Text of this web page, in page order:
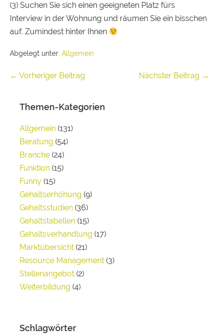
(3) Suchen Sie sich einen geeigneten Platz fürs
Interview in der Wohnung und räumen Sie ein bisschen
auf. Zumindest hinter Ihnen
Abgelegt unter: Allgemein
← Vorheriger Beitrag Nächster Beitrag →
Themen-Kategorien
Allgemein (131)
Beratung (54)
Branche (24)
Funktion (15)
Funny (15)
Gehaltserhöhung (9)
Gehaltsstudien (36)
Gehaltstabellen (15)
Gehaltsverhandlung (17)
Marktübersicht (21)
Resource Management (3)
Stellenangebot (2)
Weiterbildung (4)
Schlagwörter